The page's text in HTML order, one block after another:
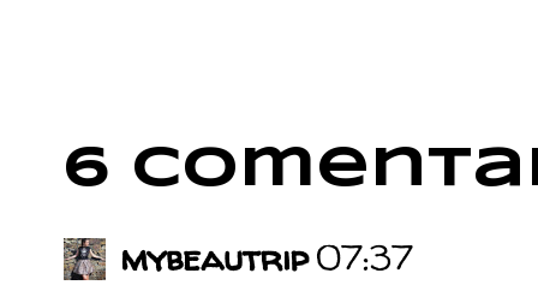
6
mybeautrip07:37